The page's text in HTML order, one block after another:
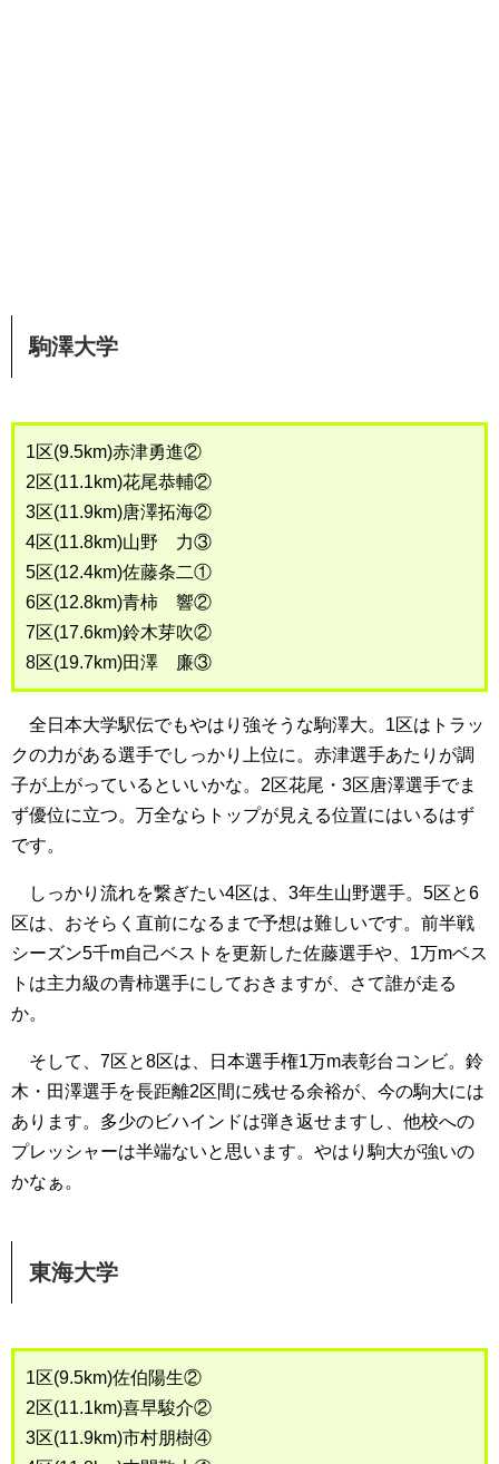
駒澤大学
1区(9.5km)赤津勇進②
2区(11.1km)花尾恭輔②
3区(11.9km)唐澤拓海②
4区(11.8km)山野 力③
5区(12.4km)佐藤条二①
6区(12.8km)青柿 響②
7区(17.6km)鈴木芽吹②
8区(19.7km)田澤 廉③
全日本大学駅伝でもやはり強そうな駒澤大。1区はトラッ
クの力がある選手でしっかり上位に。赤津選手あたりが調
子が上がっているといいかな。2区花尾・3区唐澤選手でま
ず優位に立つ。万全ならトップが見える位置にはいるはず
です。
しっかり流れを繋ぎたい4区は、3年生山野選手。5区と6
区は、おそらく直前になるまで予想は難しいです。前半戦
シーズン5千m自己ベストを更新した佐藤選手や、1万mベス
トは主力級の青柿選手にしておきますが、さて誰が走る
か。
そして、7区と8区は、日本選手権1万m表彰台コンビ。鈴
木・田澤選手を長距離2区間に残せる余裕が、今の駒大には
あります。多少のビハインドは弾き返せますし、他校への
プレッシャーは半端ないと思います。やはり駒大が強いの
かなぁ。
東海大学
1区(9.5km)佐伯陽生②
2区(11.1km)喜早駿介②
3区(11.9km)市村朋樹④